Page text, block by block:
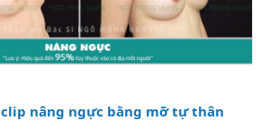
clip nâng ngực bằng mỡ tự thân